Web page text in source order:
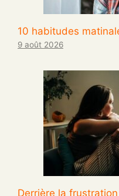
10 habitudes
9 août 2026
Derrière la